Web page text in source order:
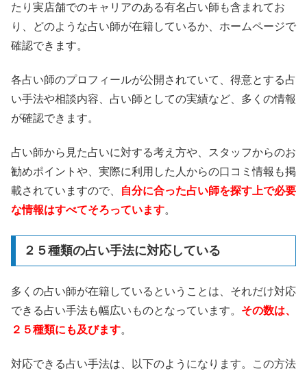
たり実店舗でのキャリアのある有名占い師も含まれてお
り、どのような占い師が在籍しているか、ホームページで
確認できます。
各占い師のプロフィールが公開されていて、得意とする占
い手法や相談内容、占い師としての実績など、多くの情報
が確認できます。
占い師から見た占いに対する考え方や、スタッフからのお
勧めポイントや、実際に利用した人からの口コミ情報も掲
載されていますので、
自分に合った占い師を探す上で必要
な情報はすべてそろっています。
２５種類の占い手法に対応している
多くの占い師が在籍しているということは、それだけ対応
できる占い手法も幅広いものとなっています。 その数は、
２５種類にも及びます。
対応できる占い手法は、以下のようになります。この方法